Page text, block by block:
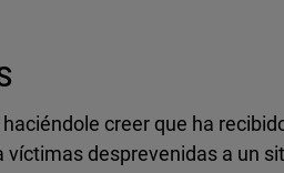
creer que ha
desprevenidas a un